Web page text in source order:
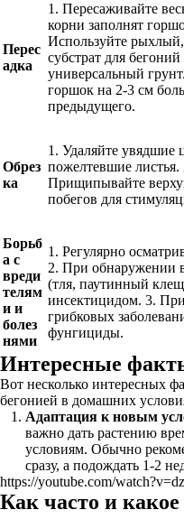
Перес
адка
1. Пересаживайте
корни заполнят
Используйте
субстрат для
универсальный
горшок на 2-3 см
предыдущего.
Обрез
ка
1. Удаляйте увядшие
пожелтевшие листья.
Прищипывайте
побегов для
Борьб
а с
вреди
телям
и и
болез
нями
1. Регулярно
2. При обнаружении
(тля, паутинный
инсектицидом. 3.
грибковых
фунгициды.
Интересные
Вот несколько интересных
бегонией в домашних
Адаптация к новым
важно дать растению
условиям. Обычно
сразу, а подождать 1-2
https://youtube.com/
Как часто и какое